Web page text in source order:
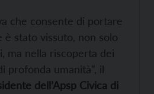
che consente di portare
è stato vissuto, non solo
ma nella riscoperta dei
profonda umanità”, il
dell’Apsp Civica di